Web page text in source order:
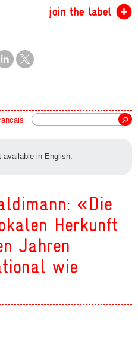
join the label
in English.
«Die
Herkunft
Jahren
wie